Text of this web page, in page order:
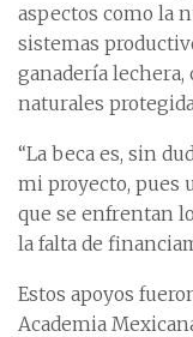
aspectos como la
sistemas
ganadería lechera,
naturales
“La beca es, sin
mi proyecto, pues
que se enfrentan
la falta de
Estos apoyos
Academia